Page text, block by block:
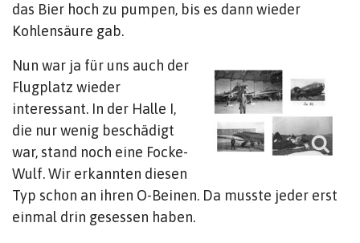
das Bier hoch zu pumpen, bis es dann wieder
Kohlensäure gab.
Nun war ja für uns auch der
Flugplatz wieder
interessant. In der Halle I,
die nur wenig beschädigt
war, stand noch eine Focke-
Wulf. Wir erkannten diesen
Typ schon an ihren O-Beinen. Da musste jeder erst
einmal drin gesessen haben.